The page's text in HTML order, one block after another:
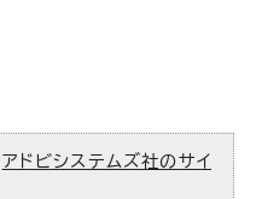
アドビシステムズ社のサイ